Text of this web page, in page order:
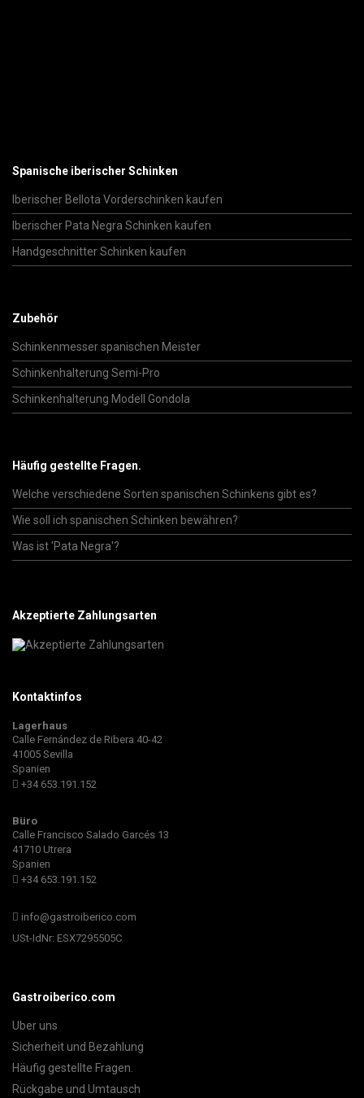
Spanische iberischer Schinken
Iberischer Bellota Vorderschinken kaufen
Iberischer Pata Negra Schinken kaufen
Handgeschnitter Schinken kaufen
Zubehör
Schinkenmesser spanischen Meister
Schinkenhalterung Semi-Pro
Schinkenhalterung Modell Gondola
Häufig gestellte Fragen.
Welche verschiedene Sorten spanischen Schinkens gibt es?
Wie soll ich spanischen Schinken bewähren?
Was ist 'Pata Negra'?
Akzeptierte Zahlungsarten
Kontaktinfos
Lagerhaus
Calle Fernández de Ribera 40-42
41005 Sevilla
Spanien
+34 653.191.152
Büro
Calle Francisco Salado Garcés 13
41710 Utrera
Spanien
+34 653.191.152
info@gastroiberico.com
USt-IdNr: ESX7295505C
Gastroiberico.com
Uber uns
Sicherheit und Bezahlung
Häufig gestellte Fragen.
Rückgabe und Umtausch